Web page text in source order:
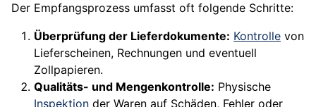
Der Empfangsprozess umfasst oft folgende Schritte:
Überprüfung der Lieferdokumente: Kontrolle von
Lieferscheinen, Rechnungen und eventuell
Zollpapieren.
Qualitäts- und Mengenkontrolle: Physische
Inspektion der Waren auf Schäden, Fehler oder